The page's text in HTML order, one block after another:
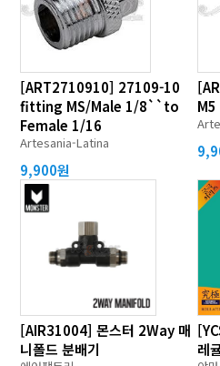
[ART2710910] 27109-10
fitting MS/Male 1/8``to
Female 1/16
Artesania-Latina
9,900원
M5
[AIR31004] 몬스터 2Way 매
니폴드 분배기
레